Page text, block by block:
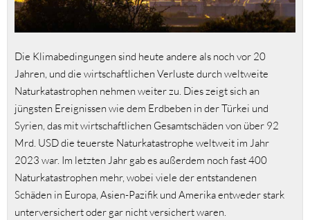
Die Klimabedingungen sind heute andere als noch vor 20
Jahren, und die wirtschaftlichen Verluste durch weltweite
Naturkatastrophen nehmen weiter zu. Dies zeigt sich an
jüngsten Ereignissen wie dem Erdbeben in der Türkei und
Syrien, das mit wirtschaftlichen Gesamtschäden von über 92
Mrd. USD die teuerste Naturkatastrophe weltweit im Jahr
2023 war. Im letzten Jahr gab es außerdem noch fast 400
Naturkatastrophen mehr, wobei viele der entstandenen
Schäden in Europa, Asien-Pazifik und Amerika entweder stark
unterversichert oder gar nicht versichert waren.